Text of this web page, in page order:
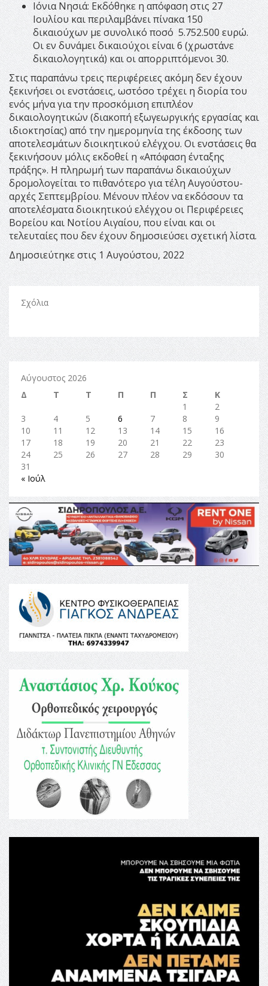
Ιόνια Νησιά: Εκδόθηκε η απόφαση στις 27
Ιουλίου και περιλαµβάνει πίνακα 150
δικαιούχων µε συνολικό ποσό 5.752.500 ευρώ.
Οι εν δυνάµει δικαιούχοι είναι 6 (χρωστάνε
δικαιολογητικά) και οι απορριπτόµενοι 30.
Στις παραπάνω τρεις περιφέρειες ακόµη δεν έχουν
ξεκινήσει οι ενστάσεις, ωστόσο τρέχει η διορία του
ενός µήνα για την προσκόµιση επιπλέον
δικαιολογητικών (διακοπή εξωγεωργικής εργασίας και
ιδιοκτησίας) από την ηµεροµηνία της έκδοσης των
αποτελεσµάτων διοικητικού ελέγχου. Οι ενστάσεις θα
ξεκινήσουν µόλις εκδοθεί η «Απόφαση ένταξης
πράξης». Η πληρωµή των παραπάνω δικαιούχων
δροµολογείται το πιθανότερο για τέλη Αυγούστου-
αρχές Σεπτεµβρίου. Μένουν πλέον να εκδόσουν τα
αποτελέσµατα διοικητικού ελέγχου οι Περιφέρειες
Βορείου και Νοτίου Αιγαίου, που είναι και οι
τελευταίες που δεν έχουν δηµοσιεύσει σχετική λίστα.
Δημοσιεύτηκε στις 1 Αυγούστου, 2022
Σχόλια
Αύγουστος 2026
Δ
Τ Τ Π Π Σ
Κ
1
2
3
4 5 6 7 8
9
10
11 12 13 14 15
16
17
18 19 20 21 22
23
24
25 26 27 28 29
30
31
« Ιούλ